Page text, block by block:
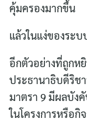
คุ้มครองมากขึ้น
แล้วในแง่ของระ
อีกตัวอย่างที่ถูกห
ประธานาธิบดีริช
มาตรา 9 มีผลบัง
ในโครงการหรือกิ